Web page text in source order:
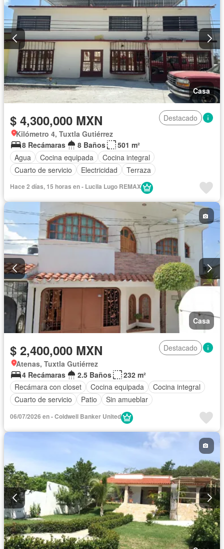
Casa
$ 4,300,000 MXN
Destacado
Kilómetro 4, Tuxtla Gutiérrez
8 Recámaras
8 Baños
501 m²
Agua
Cocina equipada
Cocina integral
Cuarto de servicio
Electricidad Terraza
Hace 2 días, 15 horas en - Lucila Lugo REMAX
Casa
$ 2,400,000 MXN
Destacado
Atenas, Tuxtla Gutiérrez
4 Recámaras
2.5 Baños
232 m²
Recámara con closet
Cocina equipada
Cocina integral
Cuarto de servicio
Patio Sin amueblar
06/07/2026 en - Coldwell Banker United